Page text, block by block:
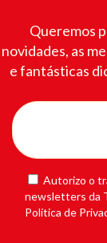
Queremos
novidades, as
e fantásticas
Autorizo o
newsletters da
Política de